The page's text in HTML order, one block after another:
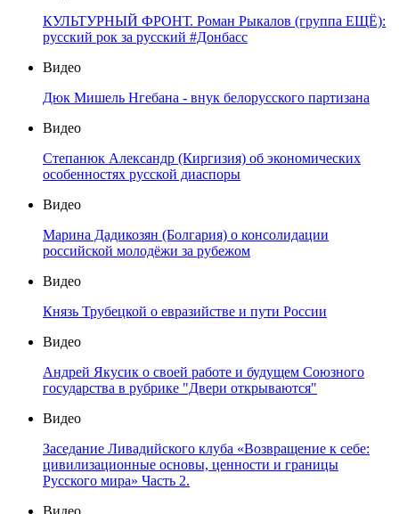
КУЛЬТУРНЫЙ ФРОНТ. Роман Рыкалов (группа ЕЩЁ):
русский рок за русский #Донбасс
Видео
Дюк Мишель Нгебана - внук белорусского партизана
Видео
Степанюк Александр (Киргизия) об экономических
особенностях русской диаспоры
Видео
Марина Дадикозян (Болгария) о консолидации
российской молодёжи за рубежом
Видео
Князь Трубецкой о евразийстве и пути России
Видео
Андрей Якусик о своей работе и будущем Союзного
государства в рубрике "Двери открываются"
Видео
Заседание Ливадийского клуба «Возвращение к себе:
цивилизационные основы, ценности и границы
Русского мира» Часть 2.
Видео